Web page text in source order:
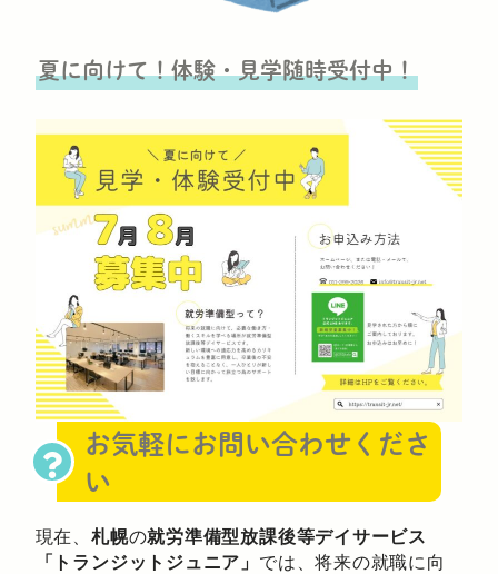
夏に向けて！体験・見学随時受付中！
お気軽にお問い合わせくださ
い
現在、 札幌の就労準備型放課後等デイサービス
「トランジットジュニア」 では、将来の就職に向